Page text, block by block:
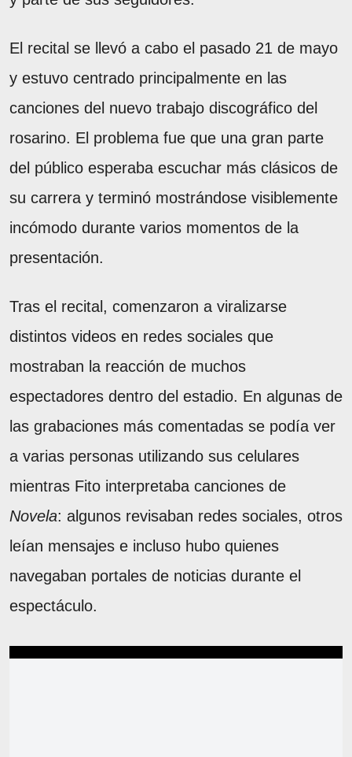
El recital se llevó a cabo el pasado 21 de mayo
y estuvo centrado principalmente en las
canciones del nuevo trabajo discográfico del
rosarino. El problema fue que una gran parte
del público esperaba escuchar más clásicos de
su carrera y terminó mostrándose visiblemente
incómodo durante varios momentos de la
presentación.
Tras el recital, comenzaron a viralizarse
distintos videos en redes sociales que
mostraban la reacción de muchos
espectadores dentro del estadio. En algunas de
las grabaciones más comentadas se podía ver
a varias personas utilizando sus celulares
mientras Fito interpretaba canciones de
Novela: algunos revisaban redes sociales, otros
leían mensajes e incluso hubo quienes
navegaban portales de noticias durante el
espectáculo.